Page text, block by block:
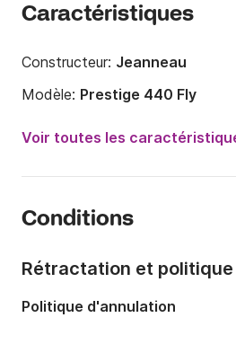
Caractéristiques
Constructeur: Jeanneau
Modèle: Prestige 440 Fly
Puissance moteur:
850cv
Capacité à bord:
Nombre de cabines:
Voir toutes les
Conditions
Rétractation et
Politique d'annulation